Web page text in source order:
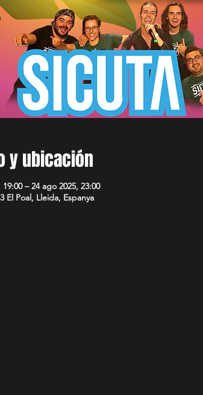
y ubicación
– 24 ago 2025, 23:00
El Poal, Lleida, Espanya